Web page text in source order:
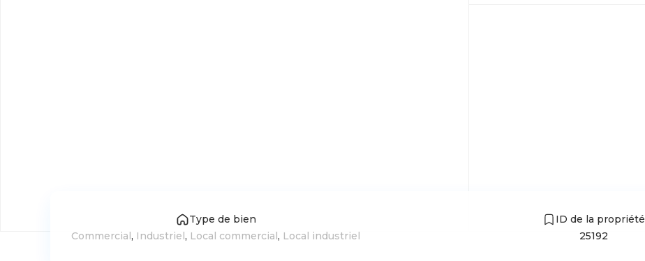
Type de bien
Commercial, Industriel, Local commercial, Local industriel
ID de la propriété
25192